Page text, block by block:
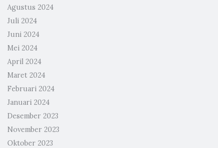
Agustus 2024
Juli 2024
Juni 2024
Mei 2024
April 2024
Maret 2024
Februari 2024
Januari 2024
Desember 2023
November 2023
Oktober 2023